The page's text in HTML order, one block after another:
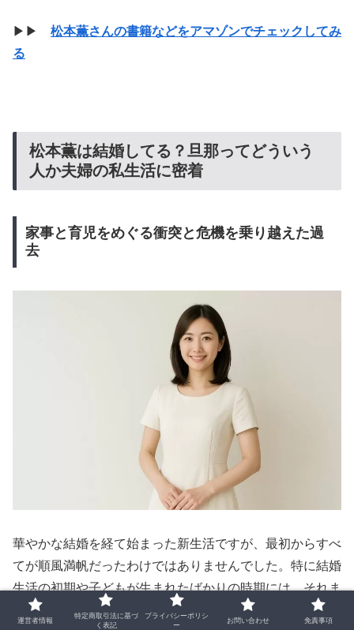
▶▶ 松本薫さんの書籍などをアマゾンでチェックしてみ
る
松本薫は結婚してる？旦那ってどういう
人か夫婦の私生活に密着
家事と育児をめぐる衝突と危機を乗り越えた過
去
華やかな結婚を経て始まった新生活ですが、最初からすべ
てが順風満帆だったわけではありませんでした。特に結婚
生活の初期や子どもが生まれたばかりの時期には、それま
で全く異なる環境で過ごしてきた二人が一つ屋根の下で暮
運営者情報
特定商取引法に基づ
く表記
プライバシーポリシ
ー
お問い合わせ 免責事項